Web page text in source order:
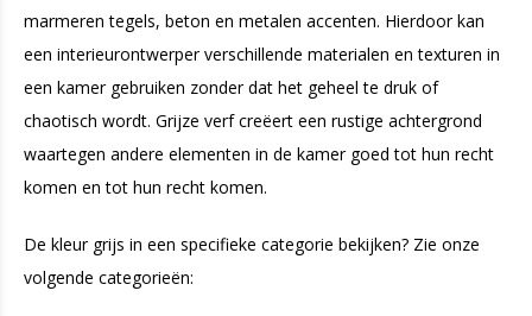
marmeren tegels, beton en metalen accenten. Hierdoor kan
een interieurontwerper verschillende materialen en texturen in
een kamer gebruiken zonder dat het geheel te druk of
chaotisch wordt. Grijze verf creëert een rustige achtergrond
waartegen andere elementen in de kamer goed tot hun recht
komen en tot hun recht komen.
De kleur grijs in een specifieke categorie bekijken? Zie onze
volgende categorieën: